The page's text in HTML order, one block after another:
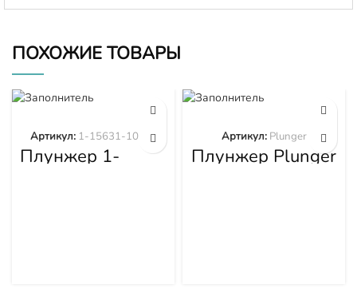
ПОХОЖИЕ ТОВАРЫ
Плунжер 1-
15631-101-0
Артикул: 1-15631-101-0
Плунжер Plunger
Артикул: Plunger